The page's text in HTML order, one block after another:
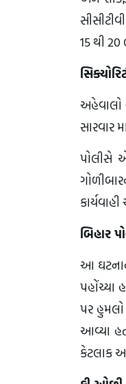
15 થી
અહેવાલો
સારવાર
પોલીસે
બિહાર
આ
પહોંચ્યા
પર
આવ્યા
કેટલાક